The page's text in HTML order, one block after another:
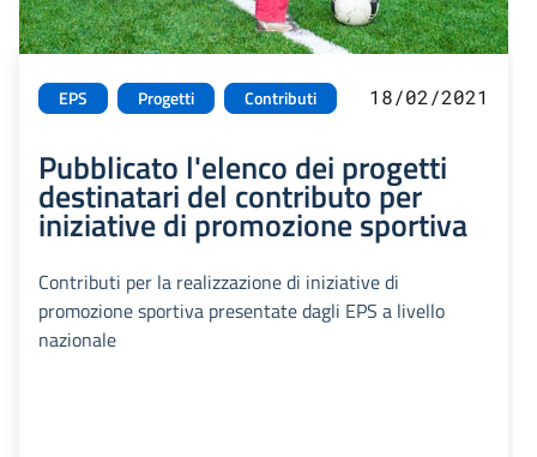
EPS Progetti Contributi 18/02/2021
Pubblicato l'elenco dei progetti
destinatari del contributo per
iniziative di promozione sportiva
Contributi per la realizzazione di iniziative di
promozione sportiva presentate dagli EPS a livello
nazionale